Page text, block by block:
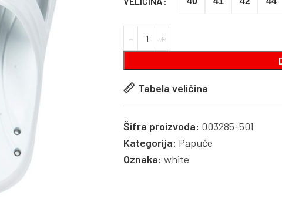
Tabela veličina
Šifra proizvoda: 003285-501
Kategorija: Papuče
Oznaka: white